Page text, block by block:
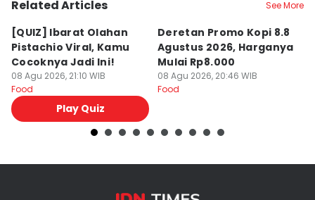
Related Articles See More
[QUIZ] Ibarat Olahan
Pistachio Viral, Kamu
Cocoknya Jadi Ini!
08 Agu 2026, 21:10 WIB
Food
Play Quiz
Deretan Promo Kopi 8.8
Agustus 2026, Harganya
Mulai Rp8.000
08 Agu 2026, 20:46 WIB
Food